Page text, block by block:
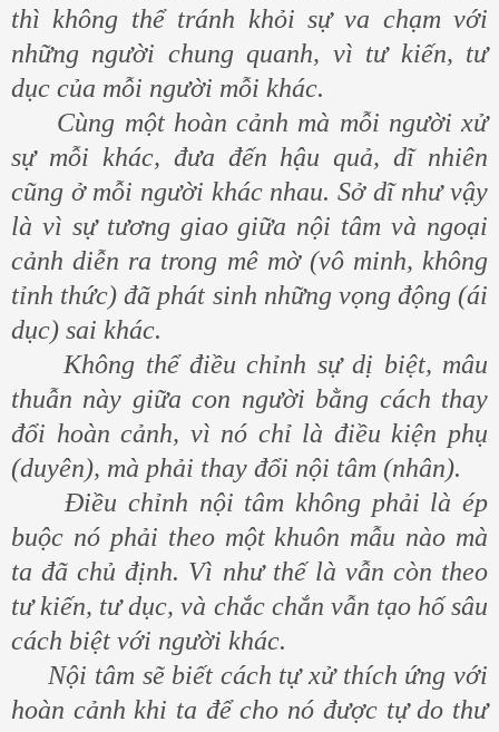
thì không thể tránh khỏi sự va chạm với
những người chung quanh, vì tư kiến, tư
dục của mỗi người mỗi khác.
Cùng một hoàn cảnh mà mỗi người xử
sự mỗi khác, đưa đến hậu quả, dĩ nhiên
cũng ở mỗi người khác nhau. Sở dĩ như vậy
là vì sự tương giao giữa nội tâm và ngoại
cảnh diễn ra trong mê mờ (vô minh, không
tỉnh thức) đã phát sinh những vọng động (ái
dục) sai khác.
Không thể điều chỉnh sự dị biệt, mâu
thuẫn này giữa con người bằng cách thay
đổi hoàn cảnh, vì nó chỉ là điều kiện phụ
(duyên), mà phải thay đổi nội tâm (nhân).
Điều chỉnh nội tâm không phải là ép
buộc nó phải theo một khuôn mẫu nào mà
ta đã chủ định. Vì như thế là vẫn còn theo
tư kiến, tư dục, và chắc chắn vẫn tạo hố sâu
cách biệt với người khác.
Nội tâm sẽ biết cách tự xử thích ứng với
hoàn cảnh khi ta để cho nó được tự do thư